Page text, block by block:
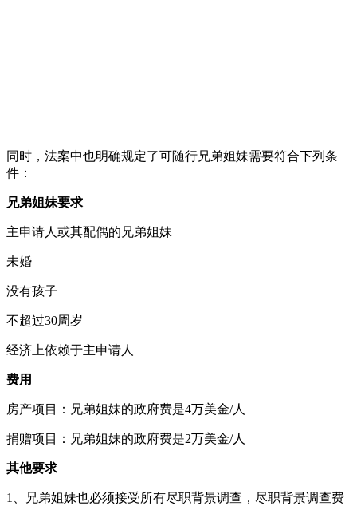
同时，法案中也明确规定了可随行兄弟姐妹需要符合下列条
件：
兄弟姐妹要求
主申请人或其配偶的兄弟姐妹
未婚
没有孩子
不超过30周岁
经济上依赖于主申请人
费用
房产项目：兄弟姐妹的政府费是4万美金/人
捐赠项目：兄弟姐妹的政府费是2万美金/人
其他要求
1、兄弟姐妹也必须接受所有尽职背景调查，尽职背景调查费